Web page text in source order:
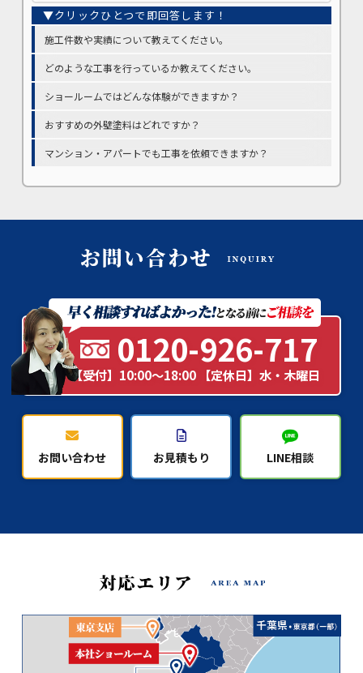
施工件数や実績について教えてください。
どのような工事を行っているか教えてください。
ショールームではどんな体験ができますか？
おすすめの外壁塗料はどれですか？
マンション・アパートでも工事を依頼できますか？
0120-926-717
【受付】10:00～18:00 【定休日】水・木曜日
お問い合わせ お見積もり LINE相談